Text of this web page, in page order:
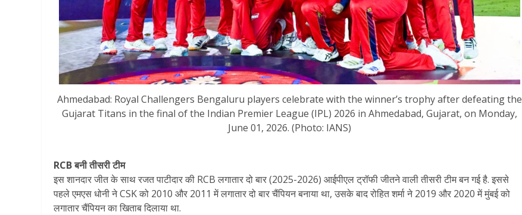
Ahmedabad: Royal Challengers Bengaluru players celebrate with the winner’s trophy after defeating the
Gujarat Titans in the final of the Indian Premier League (IPL) 2026 in Ahmedabad, Gujarat, on Monday,
June 01, 2026. (Photo: IANS)
RCB बनी तीसरी टीम
इस शानदार जीत के साथ रजत पाटीदार की RCB लगातार दो बार (2025-2026) आईपीएल ट्रॉफी जीतने वाली तीसरी टीम बन गई है. इससे
पहले एमएस धोनी ने CSK को 2010 और 2011 में लगातार दो बार चैंपियन बनाया था, उसके बाद रोहित शर्मा ने 2019 और 2020 में मुंबई को
लगातार चैंपियन का खिताब दिलाया था.